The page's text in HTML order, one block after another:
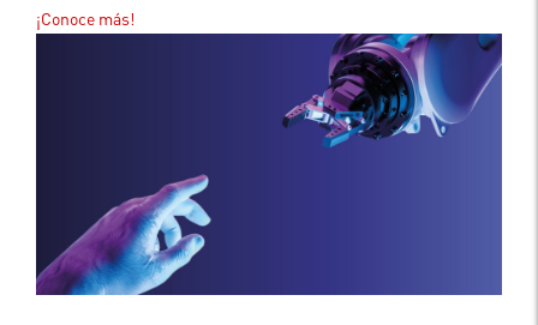
¡Conoce más!